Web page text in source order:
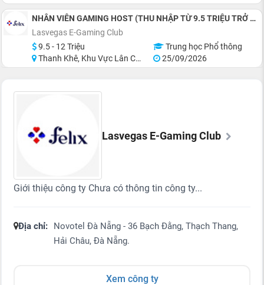
NHÂN VIÊN GAMING HOST (THU NHẬP TỪ 9.5 TRIỆU TRỞ LÊN)
Lasvegas E-Gaming Club
9.5 - 12 Triệu
Trung học Phổ thông
Thanh Khê, Khu Vực Lân Cận Đà Nẵng
25/09/2026
Lasvegas E-Gaming Club
Giới thiệu công ty Chưa có thông tin công ty...
Địa chỉ:
Novotel Đà Nẵng - 36 Bạch Đằng, Thạch Thang,
Hải Châu, Đà Nẵng.
Xem công ty